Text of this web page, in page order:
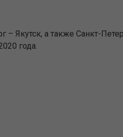
Якутск, а также Санкт-
года.